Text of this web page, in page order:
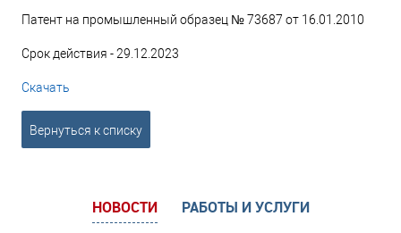
Патент на промышленный образец № 73687 от 16.01.2010
Срок действия - 29.12.2023
Скачать
Вернуться к списку
НОВОСТИ
РАБОТЫ И УСЛУГИ